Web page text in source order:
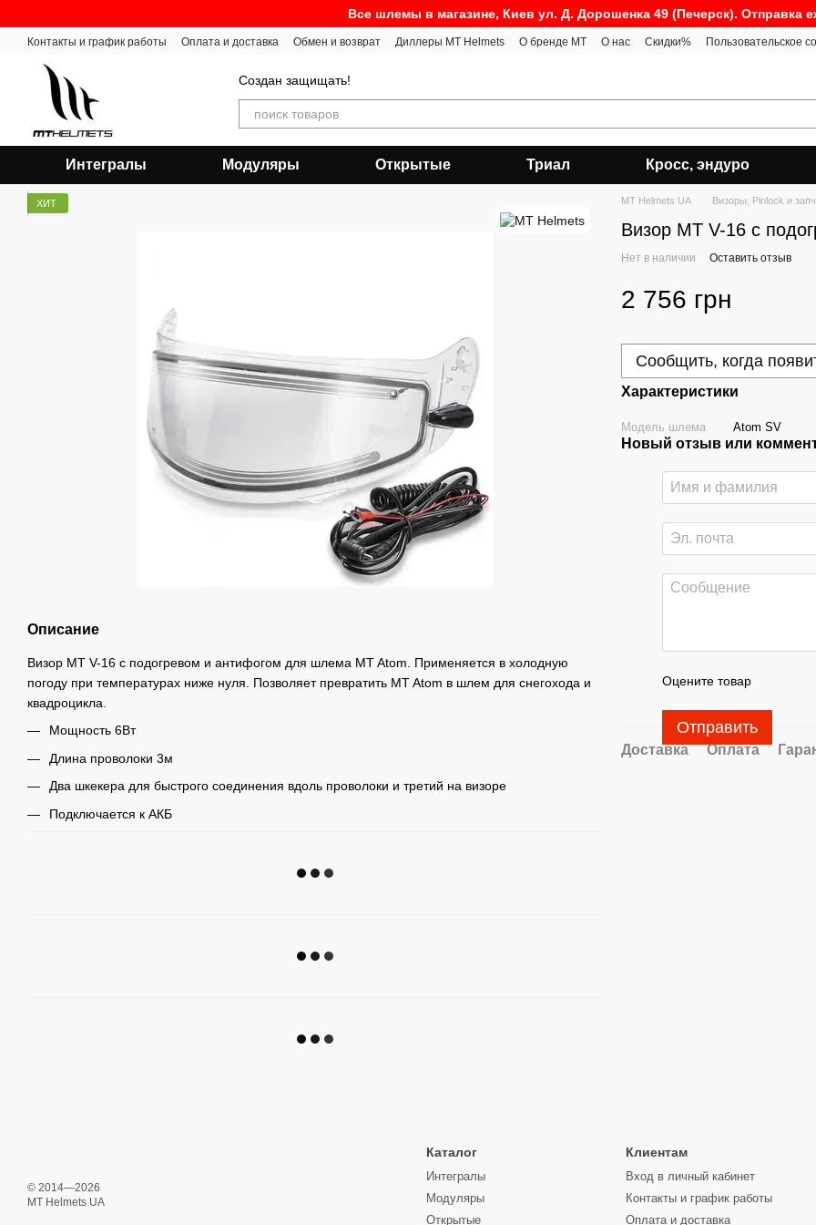
Все шлемы в магазине, Киев ул. Д. Дорошенка 49 (Печерск). Отправка
Контакты и график работы Оплата и доставка Обмен и возврат Диллеры MT Helmets О бренде MT О нас Скидки% Пользовательское
Создан защищать!
Интегралы Модуляры Открытые Триал Кросс, эндуро
ХИТ
Описание
Визор MT V-16 с подогревом и антифогом для шлема MT Atom. Применяется в холодную
погоду при температурах ниже нуля. Позволяет превратить MT Atom в шлем для снегохода и
квадроцикла.
Мощность 6Вт
Длина проволоки 3м
Два шкекера для быстрого соединения вдоль проволоки и третий на визоре
Подключается к АКБ
MT Helmets UA Визоры, Pinlock и
Визор MT V-16 с
Нет в наличии Оставить отзыв
2 756 грн
Сообщить, когда
Характеристики
Модель шлема Atom SV
Новый отзыв или
Оцените товар
Отправить
Доставка Оплата
© 2014—2026
MT Helmets UA
Каталог
Интегралы
Модуляры
Открытые
Клиентам
Вход в личный кабинет
Контакты и график работы
Оплата и доставка